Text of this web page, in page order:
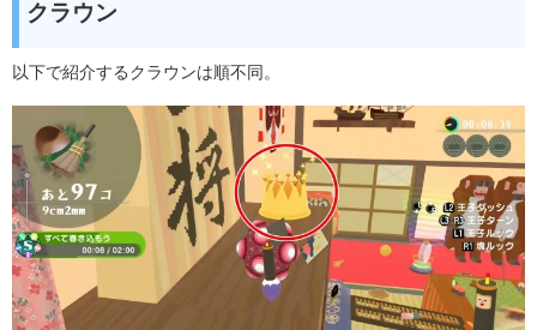
クラウン
以下で紹介するクラウンは順不同。